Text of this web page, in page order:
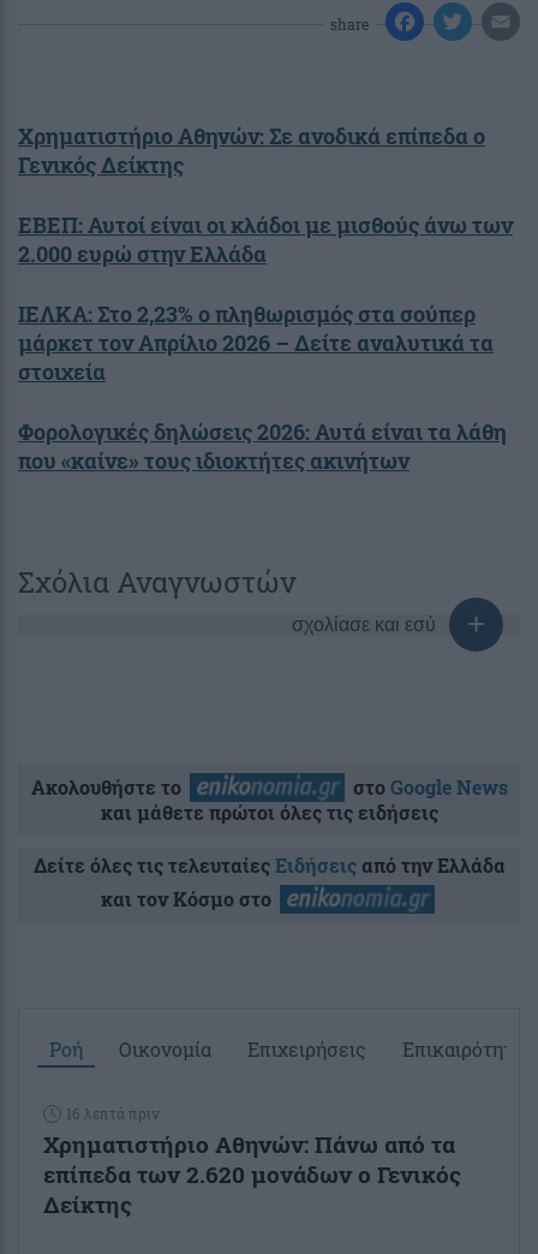
share
Χρηματιστήριο Αθηνών: Σε ανοδικά επίπεδα ο
Γενικός Δείκτης
ΕΒΕΠ: Αυτοί είναι οι κλάδοι με μισθούς άνω των
2.000 ευρώ στην Ελλάδα
ΙΕΛΚΑ: Στο 2,23% ο πληθωρισμός στα σούπερ
μάρκετ τον Απρίλιο 2026 – Δείτε αναλυτικά τα
στοιχεία
Φορολογικές δηλώσεις 2026: Αυτά είναι τα λάθη
που «καίνε» τους ιδιοκτήτες ακινήτων
Σχόλια Αναγνωστών
σχολίασε και εσύ
Ακολουθήστε το στοGoogle News
και μάθετε πρώτοι όλες τις ειδήσεις
Δείτε όλες τις τελευταίεςΕιδήσειςαπό την Ελλάδα
και τον Κόσμο στο
Ροή Οικονομία Επιχειρήσεις Επικαιρότητα
16 λεπτά πριν
Χρηματιστήριο Αθηνών: Πάνω από τα
επίπεδα των 2.620 μονάδων ο Γενικός
Δείκτης